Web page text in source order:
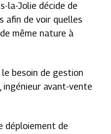
la-Jolie décide de
afin de voir quelles
même nature à
besoin de gestion
ingénieur avant-vente
déploiement de